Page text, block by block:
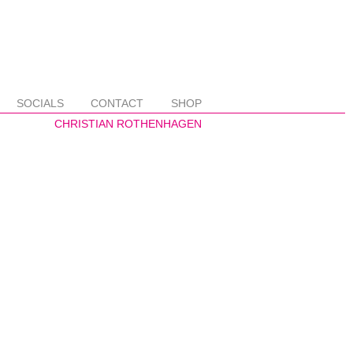
SOCIALS CONTACT SHOP